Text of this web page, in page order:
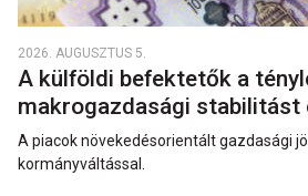
2026. AUGUSZTUS 5.
A külföldi befektetők a
makrogazdasági stabilitást
A piacok növekedésorientált gazdasági
kormányváltással.